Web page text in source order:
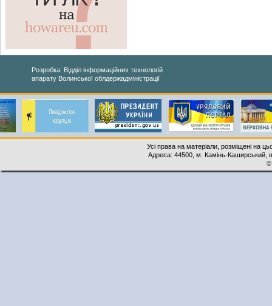
Розробка: Відділ інформаційних технологій
апарату Волинської облдержадміністрації
Усі права на матеріали, розміщені на
Адреса: 44500, м. Камінь-Каширський,
©